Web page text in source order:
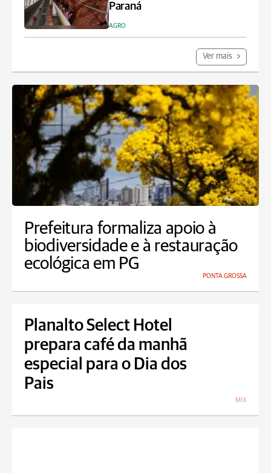
Paraná
AGRO
Ver mais
Prefeitura formaliza apoio à
biodiversidade e à restauração
ecológica em PG
PONTA GROSSA
Planalto Select Hotel
prepara café da manhã
especial para o Dia dos
Pais
MIX